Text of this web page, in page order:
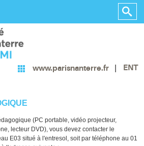
www.parisnanterre.fr ENT
(PC portable, vidéo projecteur,
lecteur DVD), vous devez contacter le
E03 situé à l'entresol, soit par téléphone au 01